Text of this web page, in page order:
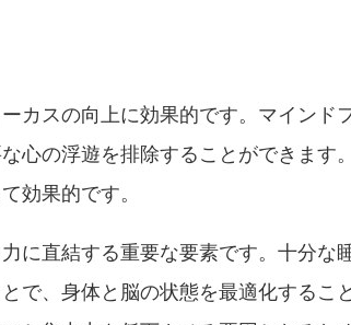
カスの向上に効果的です。マインド
心の浮遊を排除することができます
効果的です。
に直結する重要な要素です。十分な
で、身体と脳の状態を最適化するこ